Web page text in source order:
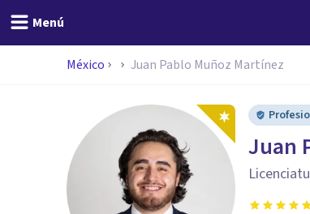
Menú
México Juan Pablo Muñoz Martínez
Juan